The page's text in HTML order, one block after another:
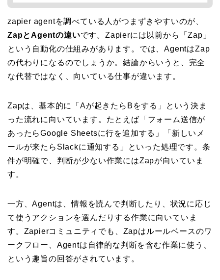
zapier agentを調べている人がつまずきやすいのが、
ZapとAgentの違いです。Zapierには以前から「Zap」
という自動化の仕組みがあります。では、AgentはZap
の代わりになるのでしょうか。結論からいうと、完全
な代替ではなく、向いている仕事が違います。
Zapは、基本的に「Aが起きたらBをする」という決ま
った流れに向いています。たとえば「フォーム送信が
あったらGoogle Sheetsに行を追加する」「新しいメ
ールが来たらSlackに通知する」といった処理です。条
件が明確で、判断が少ない作業にはZapが向いていま
す。
一方、Agentは、情報を読んで判断したり、状況に応じ
て使うアクションを選んだりする作業に向いていま
す。Zapierコミュニティでも、Zapはルールベースのワ
ークフロー、Agentは自律的な判断を含む作業に使う、
という趣旨の回答がされています。